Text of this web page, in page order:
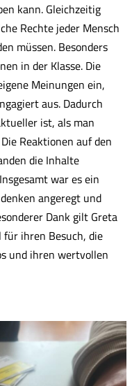
kann. Gleichzeitig
Rechte jeder Mensch
müssen. Besonders
in der Klasse. Die
Meinungen ein,
aus. Dadurch
ist, als man
Reaktionen auf den
die Inhalte
war es ein
angeregt und
Dank gilt Greta
ihren Besuch, die
und ihren wertvollen